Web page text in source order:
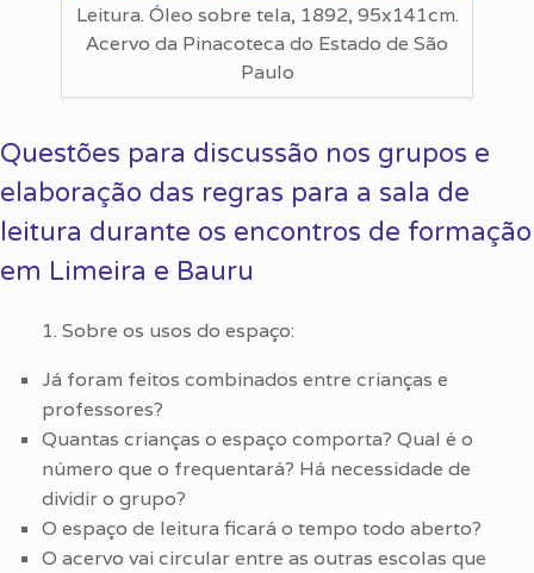
Leitura. Óleo sobre tela, 1892, 95x141cm.
Acervo da Pinacoteca do Estado de São
Paulo
Questões para discussão nos grupos e
elaboração das regras para a sala de
leitura durante os encontros de formação
em Limeira e Bauru
1. Sobre os usos do espaço:
Já foram feitos combinados entre crianças e
professores?
Quantas crianças o espaço comporta? Qual é o
número que o frequentará? Há necessidade de
dividir o grupo?
O espaço de leitura ficará o tempo todo aberto?
O acervo vai circular entre as outras escolas que